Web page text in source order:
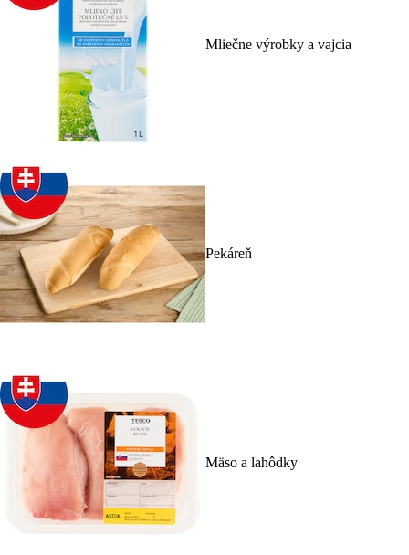
Mliečne výrobky a vajcia
Pekáreň
Mäso a lahôdky